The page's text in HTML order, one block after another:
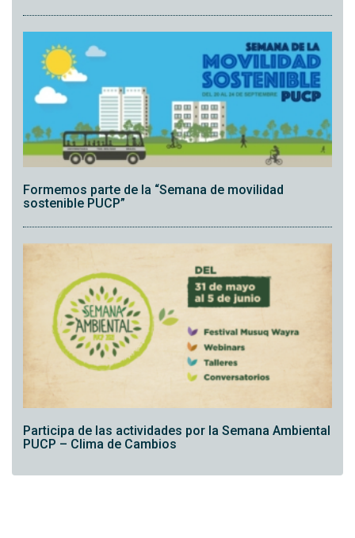
Formemos parte de la “Semana de movilidad
sostenible PUCP”
Participa de las actividades por la Semana Ambiental
PUCP – Clima de Cambios